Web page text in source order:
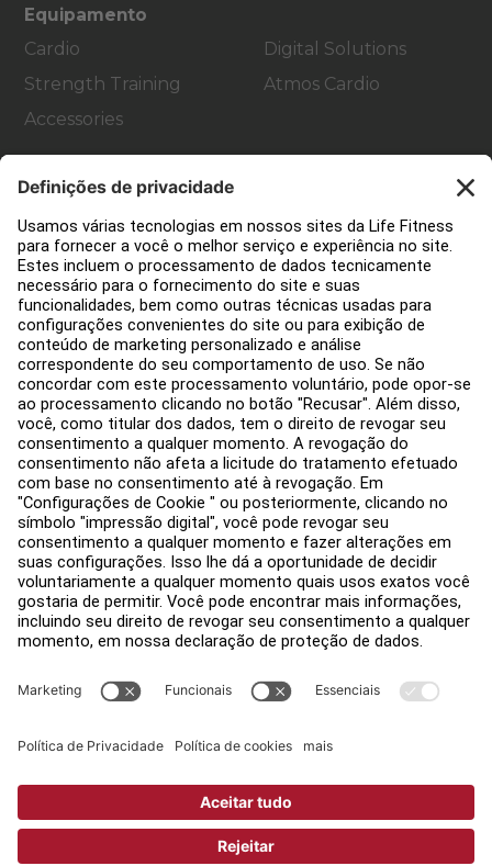
Equipamento
Cardio
Strength Training
Accessories
Digital Solutions
Atmos Cardio
Decoração de ginásios
Hub de Serviços
Centro de Educação
Sobre nós
Encontre um distribuidor
Encontre uma loja
Avisos legais
Acessibilidade
Faça login no Facility Connect
Configurações de Privacidade
Copyright © 2026 Life Fitness